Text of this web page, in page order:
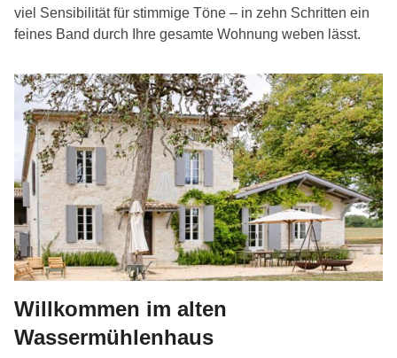
viel Sensibilität für stimmige Töne – in zehn Schritten ein
feines Band durch Ihre gesamte Wohnung weben lässt.
Willkommen im alten
Wassermühlenhaus